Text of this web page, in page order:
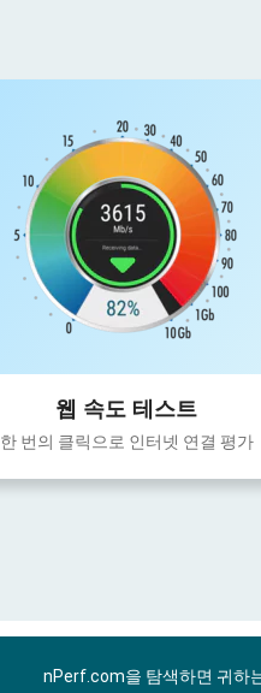
웹 속도 테스트
한 번의 클릭으로 인터넷 연결 평가
nPerf.com을 탐색하면 귀하